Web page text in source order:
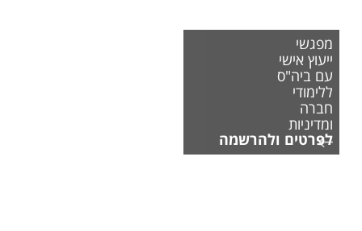
מפגשי
ייעוץ אישי
עם ביה"ס
ללימודי
חברה
ומדיניות
לפרטים ולהרשמה